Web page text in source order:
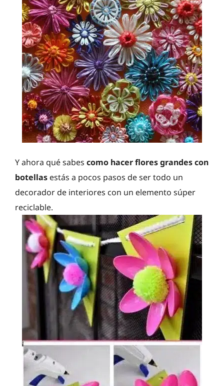
Y ahora qué sabes como hacer flores grandes con
botellas estás a pocos pasos de ser todo un
decorador de interiores con un elemento súper
reciclable.